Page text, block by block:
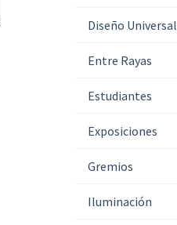
Diseño Universal
Entre Rayas
Estudiantes
Exposiciones
Gremios
Iluminación